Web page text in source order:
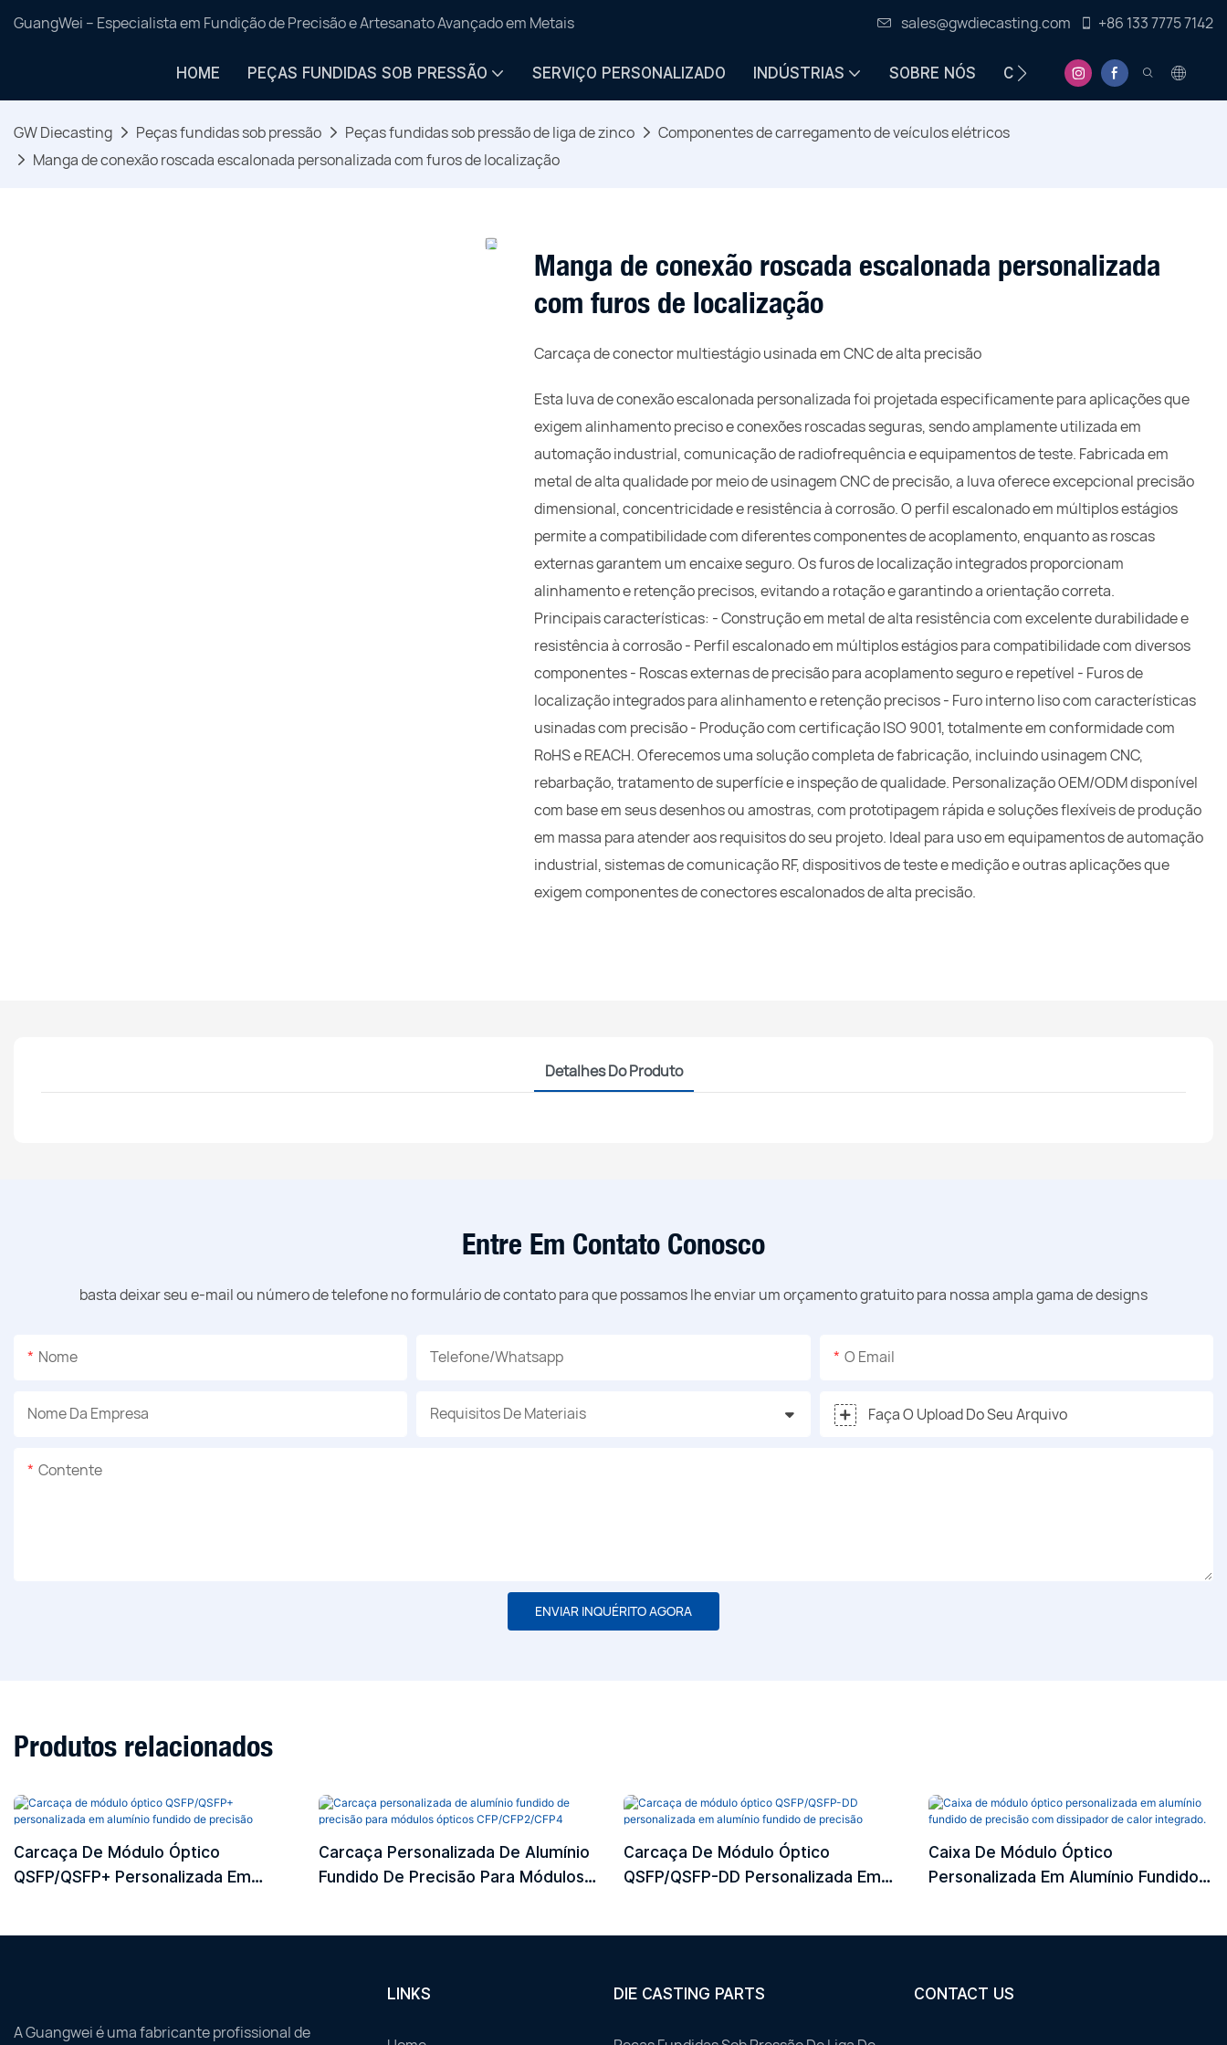
GuangWei – Especialista em Fundição de Precisão e Artesanato Avançado em Metais sales@gwdiecasting.com +86 133 7775 7142
HOME PEÇAS FUNDIDAS SOB PRESSÃO SERVIÇO PERSONALIZADO INDÚSTRIAS SOBRE NÓS CENTRO DE INFORMAÇÕES
GW Diecasting Peças fundidas sob pressão Peças fundidas sob pressão de liga de zinco
Componentes de carregamento de veículos elétricos
Manga de conexão roscada escalonada personalizada com furos de localização
Manga de conexão roscada escalonada personalizada
com furos de localização
Carcaça de conector multiestágio usinada em CNC de alta precisão
Esta luva de conexão escalonada personalizada foi projetada especificamente para aplicações que
exigem alinhamento preciso e conexões roscadas seguras, sendo amplamente utilizada em
automação industrial, comunicação de radiofrequência e equipamentos de teste. Fabricada em
metal de alta qualidade por meio de usinagem CNC de precisão, a luva oferece excepcional precisão
dimensional, concentricidade e resistência à corrosão. O perfil escalonado em múltiplos estágios
permite a compatibilidade com diferentes componentes de acoplamento, enquanto as roscas
externas garantem um encaixe seguro. Os furos de localização integrados proporcionam
alinhamento e retenção precisos, evitando a rotação e garantindo a orientação correta.
Principais características: - Construção em metal de alta resistência com excelente durabilidade e
resistência à corrosão - Perfil escalonado em múltiplos estágios para compatibilidade com diversos
componentes - Roscas externas de precisão para acoplamento seguro e repetível - Furos de
localização integrados para alinhamento e retenção precisos - Furo interno liso com características
usinadas com precisão - Produção com certificação ISO 9001, totalmente em conformidade com
RoHS e REACH. Oferecemos uma solução completa de fabricação, incluindo usinagem CNC,
rebarbação, tratamento de superfície e inspeção de qualidade. Personalização OEM/ODM disponível
com base em seus desenhos ou amostras, com prototipagem rápida e soluções flexíveis de produção
em massa para atender aos requisitos do seu projeto. Ideal para uso em equipamentos de automação
industrial, sistemas de comunicação RF, dispositivos de teste e medição e outras aplicações que
exigem componentes de conectores escalonados de alta precisão.
Detalhes Do Produto
Entre Em Contato Conosco
basta deixar seu e-mail ou número de telefone no formulário de contato para que possamos lhe enviar um orçamento gratuito para nossa ampla gama de designs
Nome Telefone/whatsapp O Email
Nome Da Empresa Requisitos De Materiais Faça O Upload Do Seu Arquivo
Contente
ENVIAR INQUÉRITO AGORA
Produtos relacionados
Carcaça De Módulo Óptico
QSFP/QSFP+ Personalizada Em
Carcaça Personalizada De Alumínio
Fundido De Precisão Para Módulos
Carcaça De Módulo Óptico
QSFP/QSFP-DD Personalizada Em
Caixa De Módulo Óptico
Personalizada Em Alumínio Fundido
A Guangwei é uma fabricante profissional de
LINKS DIE CASTING PARTS CONTACT US